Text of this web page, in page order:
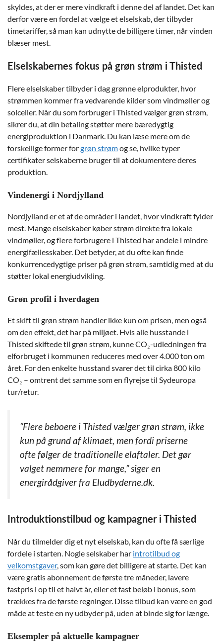
skyldes, at der er mere vindkraft i denne del af landet. Det kan
derfor være en fordel at vælge et elselskab, der tilbyder
timetariffer, så man kan udnytte de billigere timer, når vinden
blæser mest.
Elselskabernes fokus på grøn strøm i Thisted
Flere elselskaber tilbyder i dag grønne elprodukter, hvor
strømmen kommer fra vedvarende kilder som vindmøller og
solceller. Når du som forbruger i Thisted vælger grøn strøm,
sikrer du, at din betaling støtter mere bæredygtig
energiproduktion i Danmark. Du kan læse mere om de
forskellige former forgrøn strømog se, hvilke typer
certifikater selskaberne bruger til at dokumentere deres
produktion.
Vindenergi i Nordjylland
Nordjylland er et af de områder i landet, hvor vindkraft fylder
mest. Mange elselskaber køber strøm direkte fra lokale
vindmøller, og flere forbrugere i Thisted har andele i mindre
energifællesskaber. Det betyder, at du ofte kan finde
konkurrencedygtige priser på grøn strøm, samtidig med at du
støtter lokal energiudvikling.
Grøn profil i hverdagen
Et skift til grøn strøm handler ikke kun om prisen, men også
om den effekt, det har på miljøet. Hvis alle husstande i
Thisted skiftede til grøn strøm, kunne CO₂-udledningen fra
elforbruget i kommunen reduceres med over 4.000 ton om
året. For den enkelte husstand svarer det til cirka 800 kilo
CO₂ – omtrent det samme som en flyrejse til Sydeuropa
tur/retur.
“Flere beboere i Thisted vælger grøn strøm, ikke
kun på grund af klimaet, men fordi priserne
ofte følger de traditionelle elaftaler. Det gør
valget nemmere for mange,” siger en
energirådgiver fra Eludbyderne.dk.
Introduktionstilbud og kampagner i Thisted
Når du tilmelder dig et nyt elselskab, kan du ofte få særlige
fordele i starten. Nogle selskaber har introtilbud og
velkomstgaver, som kan gøre det billigere at starte. Det kan
være gratis abonnement de første tre måneder, lavere
fastpris i op til et halvt år, eller et fast beløb i bonus, som
trækkes fra de første regninger. Disse tilbud kan være en god
måde at teste en ny udbyder på, uden at binde sig for længe.
Eksempler på aktuelle kampagner